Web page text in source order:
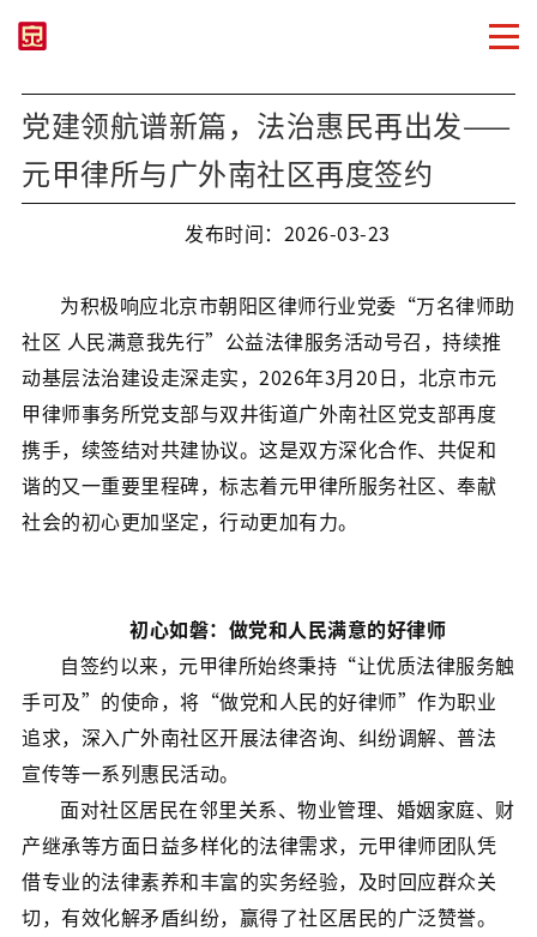
党建领航谱新篇，法治惠民再出发——
元甲律所与广外南社区再度签约
发布时间：2026-03-23
为积极响应北京市朝阳区律师行业党委“万名律师助
社区 人民满意我先行”公益法律服务活动号召，持续推
动基层法治建设走深走实，2026年3月20日，北京市元
甲律师事务所党支部与双井街道广外南社区党支部再度
携手，续签结对共建协议。这是双方深化合作、共促和
谐的又一重要里程碑，标志着元甲律所服务社区、奉献
社会的初心更加坚定，行动更加有力。
初心如磐：做党和人民满意的好律师
自签约以来，元甲律所始终秉持“让优质法律服务触
手可及”的使命，将“做党和人民的好律师”作为职业
追求，深入广外南社区开展法律咨询、纠纷调解、普法
宣传等一系列惠民活动。
面对社区居民在邻里关系、物业管理、婚姻家庭、财
产继承等方面日益多样化的法律需求，元甲律师团队凭
借专业的法律素养和丰富的实务经验，及时回应群众关
切，有效化解矛盾纠纷，赢得了社区居民的广泛赞誉。